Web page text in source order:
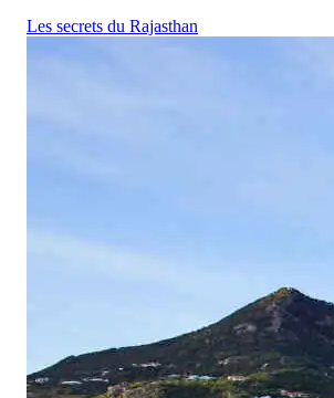
Les secrets du Rajasthan